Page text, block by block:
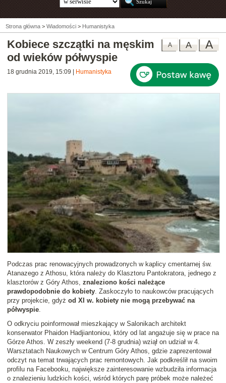
Strona główna > Wiadomości > Humanistyka
A
A
A
Kobiece szczątki na męskim
od wieków półwyspie
18 grudnia 2019, 15:09 Humanistyka
Podczas prac renowacyjnych prowadzonych w kaplicy cmentarnej św.
Atanazego z Athosu, która należy do Klasztoru Pantokratora, jednego z
klasztorów z Góry Athos, znaleziono kości należące
prawdopodobnie do kobiety. Zaskoczyło to naukowców pracujących
przy projekcie, gdyż od XI w. kobiety nie mogą przebywać na
półwyspie.
O odkryciu poinformował mieszkający w Salonikach architekt
konserwator Phaidon Hadjiantoniou, który od lat angażuje się w prace na
Górze Athos. W zeszły weekend (7-8 grudnia) wziął on udział w 4.
Warsztatach Naukowych w Centrum Góry Athos, gdzie zaprezentował
odczyt na temat trwających prac remontowych. Jak podkreślił na swoim
profilu na Facebooku, największe zainteresowanie wzbudziła informacja
o znalezieniu ludzkich kości, wśród których parę próbek może należeć